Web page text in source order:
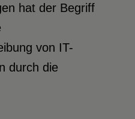
hat der Begriff
von IT-
durch die